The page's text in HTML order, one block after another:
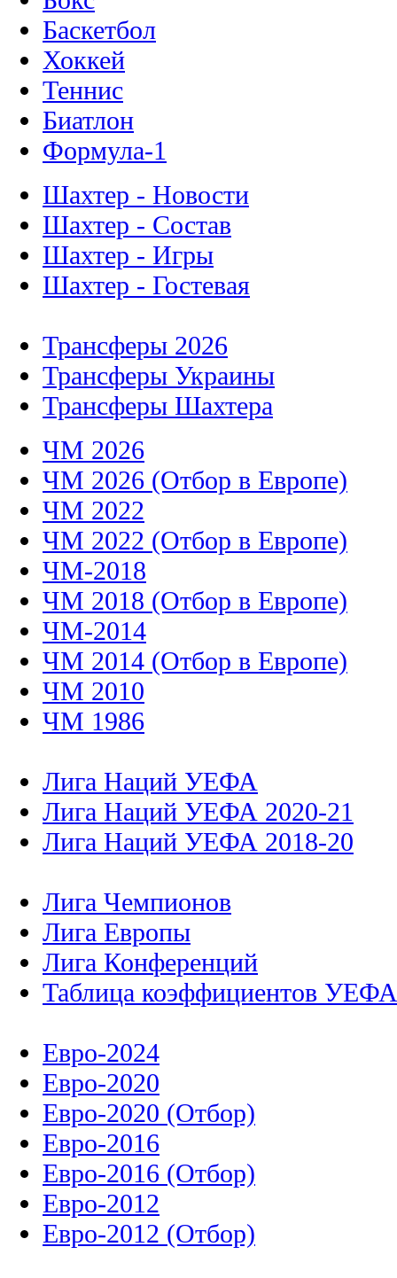
Баскетбол
Хоккей
Теннис
Биатлон
Формула-1
Шахтер - Новости
Шахтер - Состав
Шахтер - Игры
Шахтер - Гостевая
Трансферы 2026
Трансферы Украины
Трансферы Шахтера
ЧМ 2026
ЧМ 2026 (Отбор в Европе)
ЧМ 2022
ЧМ 2022 (Отбор в Европе)
ЧМ-2018
ЧМ 2018 (Отбор в Европе)
ЧМ-2014
ЧМ 2014 (Отбор в Европе)
ЧМ 2010
ЧМ 1986
Лига Наций УЕФА
Лига Наций УЕФА 2020-21
Лига Наций УЕФА 2018-20
Лига Чемпионов
Лига Европы
Лига Конференций
Таблица коэффициентов УЕФА
Евро-2024
Евро-2020
Евро-2020 (Отбор)
Евро-2016
Евро-2016 (Отбор)
Евро-2012
Евро-2012 (Отбор)